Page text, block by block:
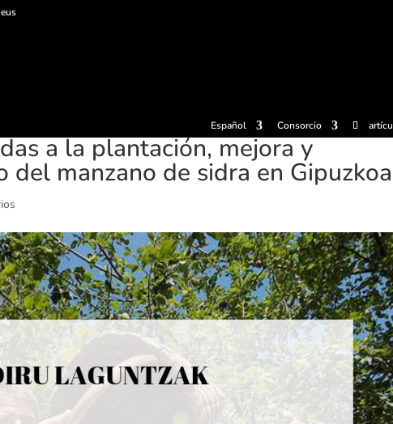
Español Consorcio
a la plantación, mejora y
manzano de sidra en Gipuzkoa